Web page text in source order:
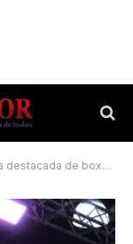
de boxeo